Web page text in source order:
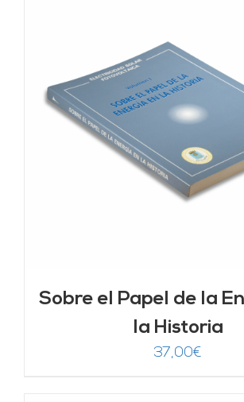
Sobre el Papel de la
la Historia
37,00€